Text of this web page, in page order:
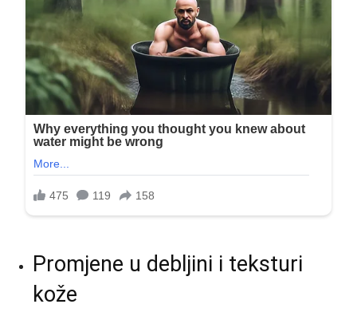
Promjene u debljini i teksturi
kože